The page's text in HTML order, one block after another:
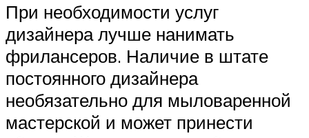
При необходимости услуг
дизайнера лучше нанимать
фрилансеров. Наличие в штате
постоянного дизайнера
необязательно для мыловаренной
мастерской и может принести